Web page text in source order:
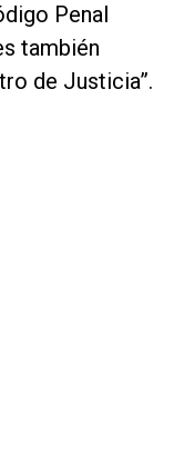
Penal
también
de Justicia”.